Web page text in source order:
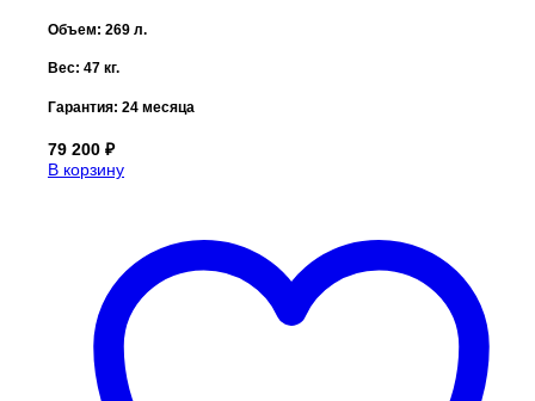
Объем: 269 л.
Вес: 47 кг.
Гарантия: 24 месяца
79 200 ₽
В корзину